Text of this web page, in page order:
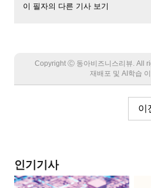
이 필자의 다른 기사 보기
Copyright Ⓒ 동아비즈니스리뷰. All
재배포 및 AI학습 이
이
인기기사